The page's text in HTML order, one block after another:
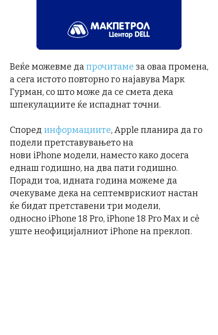
Веќе можевме дапрочитаме за оваа промена,
а сега истото повторно го најавува Марк
Гурман, со што може да се смета дека
шпекулациите ќе испаднат точни.
Според информациите, Apple планира да го
подели претставувањето на
нови iPhone модели, наместо како досега
еднаш годишно, на два пати годишно.
Поради тоа, идната година можеме да
очекуваме дека на септемврискиот настан
ќе бидат претставени три модели,
односно iPhone 18 Pro, iPhone 18 Pro Max и сѐ
уште неофицијалниот iPhone на преклоп.